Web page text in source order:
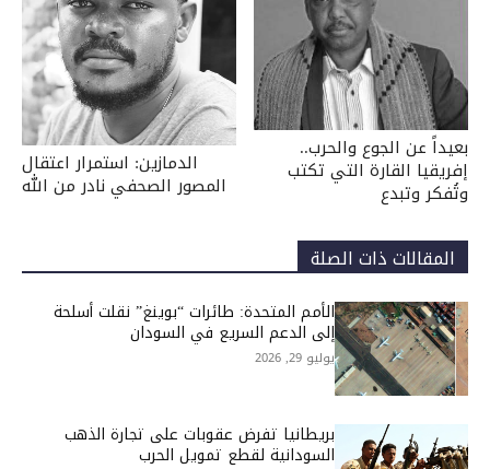
بعيداً عن الجوع والحرب..
إفريقيا القارة التي تكتب
وتُفكر وتبدع
الدمازين: استمرار اعتقال
المصور الصحفي نادر من الله
المقالات ذات الصلة
الأمم المتحدة: طائرات “بوينغ” نقلت أسلحة
إلى الدعم السريع في السودان
يوليو 29, 2026
بريطانيا تفرض عقوبات على تجارة الذهب
السودانية لقطع تمويل الحرب